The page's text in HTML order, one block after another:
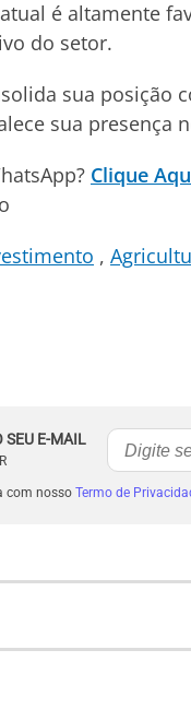
é altamente
do setor.
sua posição
sua presença
Clique
SEU E-MAIL
com nosso Termo de